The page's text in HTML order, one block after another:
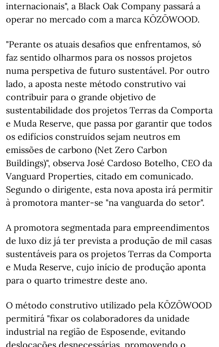
internacionais", a Black Oak Company passará a
operar no mercado com a marca KŌZŌWOOD.
"Perante os atuais desafios que enfrentamos, só
faz sentido olharmos para os nossos projetos
numa perspetiva de futuro sustentável. Por outro
lado, a aposta neste método construtivo vai
contribuir para o grande objetivo de
sustentabilidade dos projetos Terras da Comporta
e Muda Reserve, que passa por garantir que todos
os edifícios construídos sejam neutros em
emissões de carbono (Net Zero Carbon
Buildings)", observa José Cardoso Botelho, CEO da
Vanguard Properties, citado em comunicado.
Segundo o dirigente, esta nova aposta irá permitir
à promotora manter-se "na vanguarda do setor".
A promotora segmentada para empreendimentos
de luxo diz já ter prevista a produção de mil casas
sustentáveis para os projetos Terras da Comporta
e Muda Reserve, cujo início de produção aponta
para o quarto trimestre deste ano.
O método construtivo utilizado pela KŌZŌWOOD
permitirá "fixar os colaboradores da unidade
industrial na região de Esposende, evitando